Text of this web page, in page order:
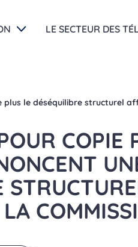
LE SECTEUR DES
plus le déséquilibre structurel
COPIE